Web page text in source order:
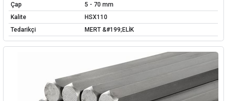
Çap
5 - 70 mm
Kalite
HSX110
Tedarikçi
MERT &#199;ELİK